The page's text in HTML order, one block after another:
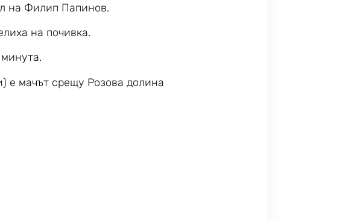
на Филип Папинов.
на почивка.
е мачът срещу Розова долина